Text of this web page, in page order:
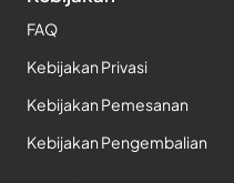
FAQ
Kebijakan Privasi
Kebijakan Pemesanan
Kebijakan Pengembalian